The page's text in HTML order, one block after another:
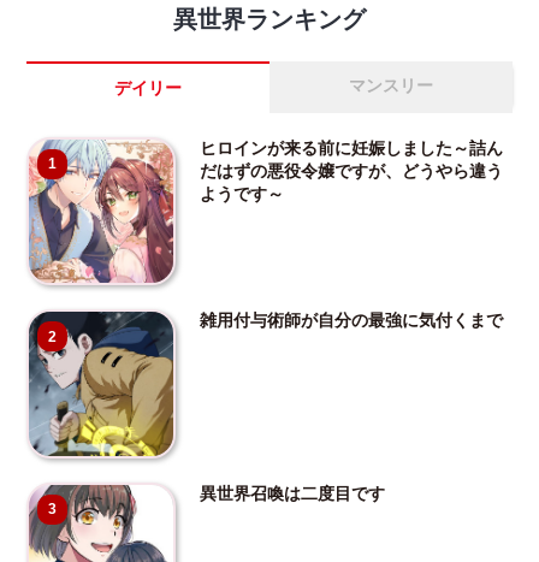
異世界ランキング
デイリー マンスリー
1
ヒロインが来る前に妊娠しました～詰ん
だはずの悪役令嬢ですが、どうやら違う
ようです～
2
雑用付与術師が自分の最強に気付くまで
3
異世界召喚は二度目です